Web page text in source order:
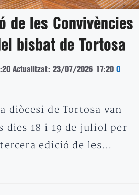
de les Convivències
bisbat de Tortosa
Actualitzat: 23/07/2026 17:20 0
diòcesi de Tortosa van
dies 18 i 19 de juliol per
edició de les…